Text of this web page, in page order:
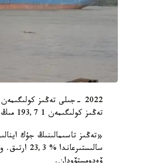
تەڭىز كولىگىمەن 1 193,7 مىڭ توننا تاسىمالداندى، بۇل 2021 -جىلمەن سالىستىرعاندا % 46,8 ارتىق.